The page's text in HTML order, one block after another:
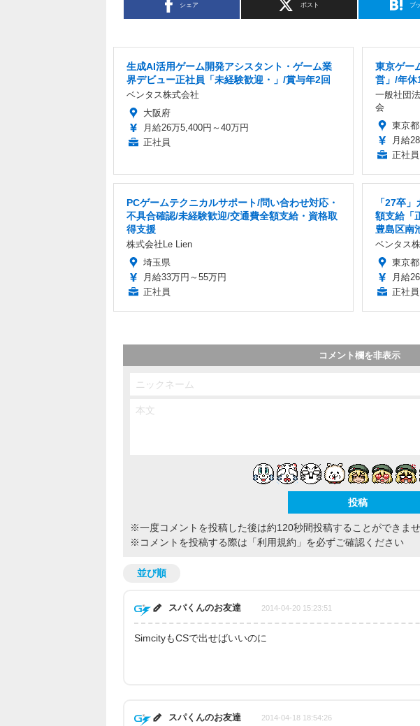
シェア ポスト ブ
生成AI活用ゲーム開発アシスタント・ゲーム業
界デビュー正社員「未経験歓迎・」/賞与年2回
ベンタス株式会社
大阪府
月給26万5,400円～40万円
正社員
東京ゲー
営」/年休
一般社団
会
東京都
月給
正社員
PCゲームテクニカルサポート/問い合わせ対応・
不具合確認/未経験歓迎/交通費全額支給・資格取
得支援
株式会社Le Lien
埼玉県
月給33万円～55万円
正社員
「27卒
額支給「
豊島区南
ベンタス
東京都
月給
正社員
コメント欄を非表示
※一度コメントを投稿した後は約120秒間投稿することができま
※コメントを投稿する際は 「利用規約」 を必ずご確認ください
並び順
スパくんのお友達 2014-04-20 15:23:51
SimcityもCSで出せばいいのに
スパくんのお友達 2014-04-18 18:54:26